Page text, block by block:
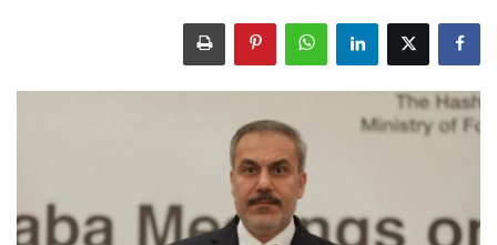
اقتصاد
علوم وتكنولوجيا